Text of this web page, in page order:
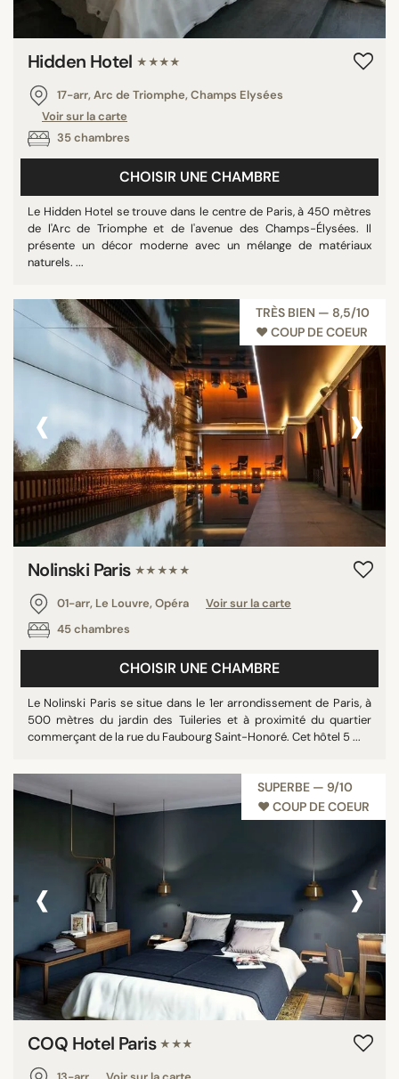
Hidden Hotel ★★★★
17-arr, Arc de Triomphe, Champs Elysées
Voir sur la carte
35 chambres
CHOISIR UNE CHAMBRE
Le Hidden Hotel se trouve dans le centre de Paris, à 450 mètres
de l'Arc de Triomphe et de l'avenue des Champs-Élysées. Il
présente un décor moderne avec un mélange de matériaux
naturels. ...
TRÈS BIEN — 8,5/10
♥︎ COUP DE COEUR
‹ ›
Nolinski Paris ★★★★★
01-arr, Le Louvre, Opéra
Voir sur la carte
45 chambres
CHOISIR UNE CHAMBRE
Le Nolinski Paris se situe dans le 1er arrondissement de Paris, à
500 mètres du jardin des Tuileries et à proximité du quartier
commerçant de la rue du Faubourg Saint-Honoré. Cet hôtel 5 ...
SUPERBE — 9/10
♥︎ COUP DE COEUR
‹ ›
COQ Hotel Paris ★★★